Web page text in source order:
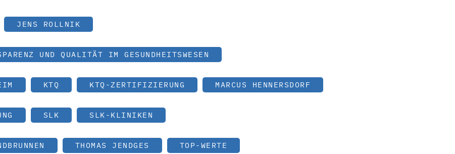
JENS ROLLNIK
UND QUALITÄT IM GESUNDHEITSWESEN
KTQ KTQ-ZERTIFIZIERUNG MARCUS HENNERSDORF
SLK SLK-KLINIKEN
THOMAS JENDGES TOP-WERTE